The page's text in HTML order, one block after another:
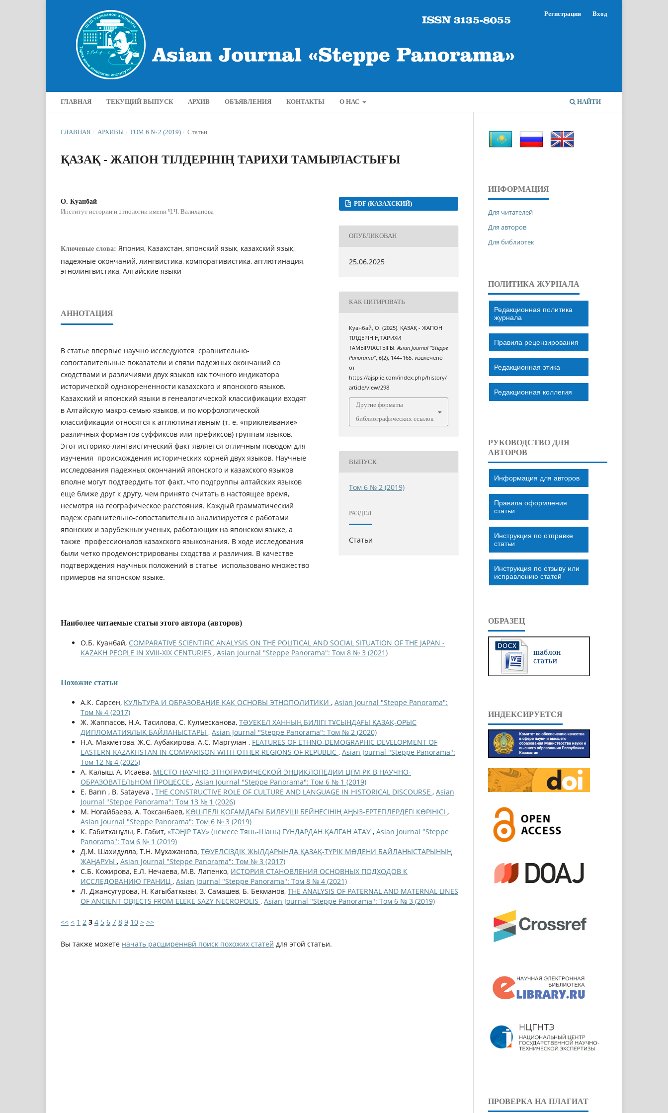
ГЛАВНАЯ ТЕКУЩИЙ ВЫПУСК АРХИВ ОБЪЯВЛЕНИЯ КОНТАКТЫ О НАС НАЙТИ
Регистрация Вход
ГЛАВНАЯ / АРХИВЫ / ТОМ 6 № 2 (2019) / Статьи
ҚАЗАҚ - ЖАПОН ТІЛДЕРІНІҢ ТАРИХИ ТАМЫРЛАСТЫҒЫ
О. Куанбай
Институт истории и этнологии имени Ч.Ч. Валиханова
Ключевые слова: Япония, Казахстан, японский язык, казахский язык,
падежные окончаний, лингвистика, компоративистика, агглютинация,
этнолингвистика, Aлтайские языки
АННОТАЦИЯ
В статье впервые научно исследуются сравнительно-
сопоставительные показатели и связи падежных окончаний со
сходствами и различиями двух языков как точного индикатора
исторической однокорененности казахского и японского языков.
Казахский и японский языки в генеалогической классификации входят
в Алтайскую макро-семью языков, и по морфологической
классификации относятся к агглютинативным (т. е. «приклеивание»
различных формантов суффиксов или префиксов) группам языков.
Этот историко-лингвистический факт является отличным поводом для
изучения происхождения исторических корней двух языков. Научные
исследования падежных окончаний японского и казахского языков
вполне могут подтвердить тот факт, что подгруппы алтайских языков
еще ближе друг к другу, чем принято считать в настоящее время,
несмотря на географическое расстояния. Каждый грамматический
падеж сравнительно-сопоставительно анализируется с работами
японских и зарубежных ученых, работающих на японском языке, а
также профессионалов казахского языкознания. В ходе исследования
были четко продемонстрированы сходства и различия. В качестве
подтверждения научных положений в статье использовано множество
примеров на японском языке.
PDF (КАЗАХСКИЙ)
ОПУБЛИКОВАН
25.06.2025
КАК ЦИТИРОВАТЬ
Куанбай, О. (2025). ҚАЗАҚ - ЖАПОН
ТІЛДЕРІНІҢ ТАРИХИ
ТАМЫРЛАСТЫҒЫ.Asian Journal "Steppe
Panorama",6(2), 144–165. извлечено
от
https://ajspiie.com/index.php/history/
article/view/298
Другие форматы
библиографических ссылок
ВЫПУСК
Том 6 № 2 (2019)
РАЗДЕЛ
Статьи
Наиболее читаемые статьи этого автора (авторов)
О.Б. Куанбай, COMPARATIVE SCIENTIFIC ANALYSIS ON THE POLITICAL AND SOCIAL SITUATION OF THE JAPAN -
KAZAKH PEOPLE IN XVIII-XIX CENTURIES , Asian Journal "Steppe Panorama": Том 8 № 3 (2021)
Похожие статьи
А.К. Сарсен, КУЛЬТУРА И ОБРАЗОВАНИЕ КАК ОСНОВЫ ЭТНОПОЛИТИКИ , Asian Journal "Steppe Panorama":
Том № 4 (2017)
Ж. Жаппасов, Н.А. Тасилова, С. Кулмесканова, ТƏУЕКЕЛ ХАННЫҢ БИЛІГІ ТҰСЫНДАҒЫ ҚАЗАҚ-ОРЫС
ДИПЛОМАТИЯЛЫҚ БАЙЛАНЫСТАРЫ , Asian Journal "Steppe Panorama": Том № 2 (2020)
Н.А. Махметова, Ж.С. Аубакирова, А.С. Маргулан , FEATURES OF ETHNO-DEMOGRAPHIC DEVELOPMENT OF
EASTERN KAZAKHSTAN IN COMPARISON WITH OTHER REGIONS OF REPUBLIC , Asian Journal "Steppe Panorama":
Том 12 № 4 (2025)
А. Калыш, А. Исаева, МЕСТО НАУЧНО-ЭТНОГРАФИЧЕСКОЙ ЭНЦИКЛОПЕДИИ ЦГМ РК В НАУЧНО-
ОБРАЗОВАТЕЛЬНОМ ПРОЦЕССЕ , Asian Journal "Steppe Panorama": Том 6 № 1 (2019)
E. Barın , B. Satayeva , THE CONSTRUCTIVE ROLE OF CULTURE AND LANGUAGE IN HISTORICAL DISCOURSE , Asian
Journal "Steppe Panorama": Том 13 № 1 (2026)
М. Ногайбаева, А. Токсанбаев, КӨШПЕЛІ ҚОҒАМДАҒЫ БИЛЕУШІ БЕЙНЕСІНІҢ АҢЫЗ-ЕРТЕГІЛЕРДЕГІ КӨРІНІСІ ,
Asian Journal "Steppe Panorama": Том 6 № 3 (2019)
К. Ғабитханұлы, Е. Ғабит, «ТӘҢІР ТАУ» (немесе Тянь-Шань) ҒҰНДАРДАН ҚАЛҒАН АТАУ , Asian Journal "Steppe
Panorama": Том 6 № 1 (2019)
Д.М. Шахидулла, Т.Н. Мұхажанова, ТƏУЕЛСІЗДІК ЖЫЛДАРЫНДА ҚАЗАҚ-ТҮРІК МƏДЕНИ БАЙЛАНЫСТАРЫНЫҢ
ЖАҢАРУЫ , Asian Journal "Steppe Panorama": Том № 3 (2017)
С.Б. Кожирова, Е.Л. Нечаева, М.В. Лапенко, ИСТОРИЯ СТАНОВЛЕНИЯ ОСНОВНЫХ ПОДХОДОВ К
ИССЛЕДОВАНИЮ ГРАНИЦ , Asian Journal "Steppe Panorama": Том 8 № 4 (2021)
Л. Джансугурова, Н. Кагыбаткызы, З. Самашев, Б. Бекманов, THE ANALYSIS OF PATERNAL AND MATERNAL LINES
OF ANCIENT OBJECTS FROM ELEKE SAZY NECROPOLIS , Asian Journal "Steppe Panorama": Том 6 № 3 (2019)
<< < 1 2 3 4 5 6 7 8 9 10 > >>
Вы также можете начать расширеннвй поиск похожих статей для этой статьи.
ИНФОРМАЦИЯ
Для читателей
Для авторов
Для библиотек
ПОЛИТИКА ЖУРНАЛА
Редакционная политика
журнала
Правила рецензирования
Редакционная этика
Редакционная коллегия
РУКОВОДСТВО ДЛЯ
АВТОРОВ
Информация для авторов
Правила оформления
статьи
Инструкция по отправке
статьи
Инструкция по отзыву или
исправлению статей
ОБРАЗЕЦ
ИНДЕКСИРУЕТСЯ
ПРОВЕРКА НА ПЛАГИАТ